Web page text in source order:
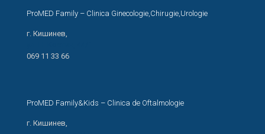
ProMED Family – Clinica Ginecologie,Chirugie,Urologie
г. Кишинев,
069 11 33 66
ProMED Family&Kids – Clinica de Oftalmologie
г. Кишинев,